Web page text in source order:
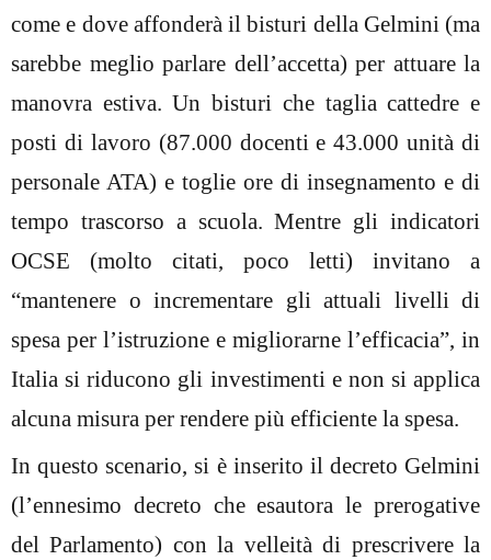
come e dove affonderà il bisturi della Gelmini (ma
sarebbe meglio parlare dell’accetta) per attuare la
manovra estiva. Un bisturi che taglia cattedre e
posti di lavoro (87.000 docenti e 43.000 unità di
personale ATA) e toglie ore di insegnamento e di
tempo trascorso a scuola. Mentre gli indicatori
OCSE (molto citati, poco letti) invitano a
“mantenere o incrementare gli attuali livelli di
spesa per l’istruzione e migliorarne l’efficacia”, in
Italia si riducono gli investimenti e non si applica
alcuna misura per rendere più efficiente la spesa.
In questo scenario, si è inserito il decreto Gelmini
(l’ennesimo decreto che esautora le prerogative
del Parlamento) con la velleità di prescrivere la